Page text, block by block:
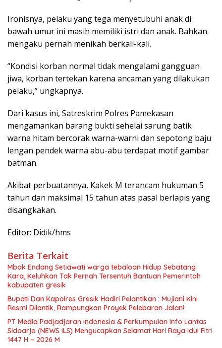
Ironisnya, pelaku yang tega menyetubuhi anak di
bawah umur ini masih memiliki istri dan anak. Bahkan
mengaku pernah menikah berkali-kali.
“Kondisi korban normal tidak mengalami gangguan
jiwa, korban tertekan karena ancaman yang dilakukan
pelaku,” ungkapnya.
Dari kasus ini, Satreskrim Polres Pamekasan
mengamankan barang bukti sehelai sarung batik
warna hitam bercorak warna-warni dan sepotong baju
lengan pendek warna abu-abu terdapat motif gambar
batman.
Akibat perbuatannya, Kakek M terancam hukuman 5
tahun dan maksimal 15 tahun atas pasal berlapis yang
disangkakan.
Editor: Didik/hms
Berita Terkait
Mbok Endang Setiawati warga tebaloan Hidup Sebatang
Kara, Keluhkan Tak Pernah Tersentuh Bantuan Pemerintah
kabupaten gresik
​Bupati Dan Kapolres Gresik Hadiri Pelantikan : Mujiani Kini
Resmi Dilantik, Rampungkan Proyek Pelebaran Jalan!
PT Media Padjadjaran Indonesia & Perkumpulan Info Lantas
Sidoarjo (NEWS ILS) Mengucapkan Selamat Hari Raya Idul Fitri
1447 H – 2026 M